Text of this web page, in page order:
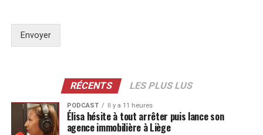
Envoyer
RÉCENTS LES PLUS LUS
PODCAST Il y a 11 heures
Élisa hésite à tout arrêter puis lance son
agence immobilière à Liège